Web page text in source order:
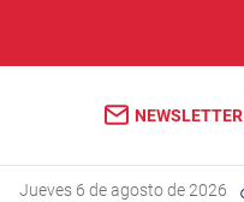
NEWSLETTER
jueves 6 de agosto de 2026